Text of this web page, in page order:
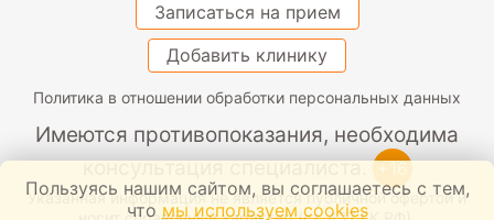
Записаться на прием
Добавить клинику
Политика в отношении обработки персональных данных
Имеются противопоказания, необходима
консультация специалиста. +16
Указанная информация не является публичной офертой и
Пользуясь нашим сайтом, вы соглашаетесь с тем,
что мы используем cookies